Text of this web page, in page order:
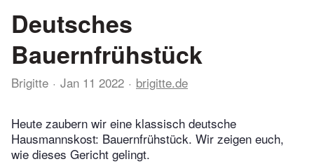
Deutsches
Bauernfrühstück
Brigitte Jan 11 2022 brigitte.de
Heute zaubern wir eine klassisch deutsche
Hausmannskost: Bauernfrühstück. Wir zeigen euch,
wie dieses Gericht gelingt.